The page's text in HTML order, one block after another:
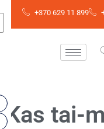
Pereiti
+370 629 11 899
Kas tai-